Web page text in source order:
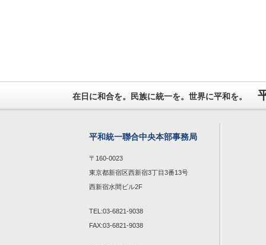
在日に和合を。民族に統一を。世界に平和を。
平和統一聯合中央本部事務局
〒160-0023
東京都新宿区西新宿3丁目3番13号
西新宿水間ビル2F
TEL:03-6821-9038
FAX:03-6821-9038